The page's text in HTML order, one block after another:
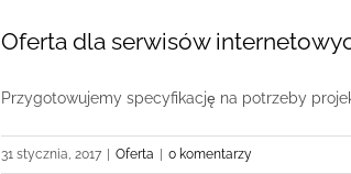
Oferta dla serwisów
Przygotowujemy specyfikację na potrzeby
31 stycznia, 2017 Oferta 0 komentarzy